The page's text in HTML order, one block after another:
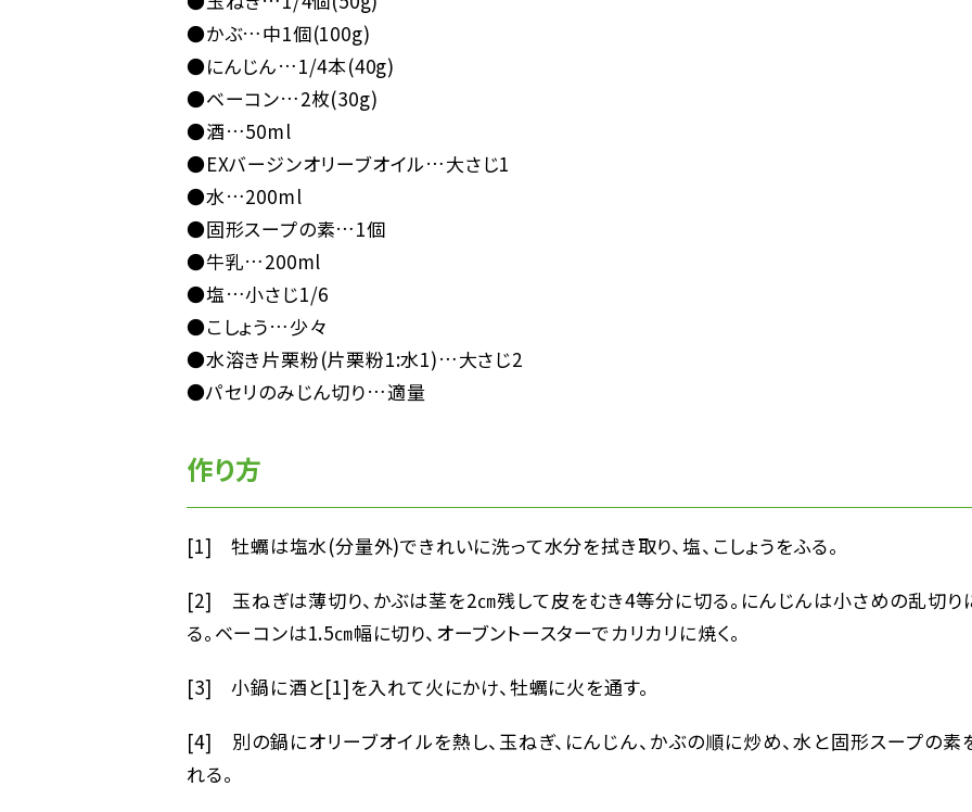
●かぶ…中1個(100g)
●にんじん…1/4本(40g)
●ベーコン…2枚(30g)
●酒…50ml
●EXバージンオリーブオイル…大さじ1
●水…200ml
●固形スープの素…1個
●牛乳…200ml
●塩…小さじ1/6
●こしょう…少々
●水溶き片栗粉(片栗粉1:水1)…大さじ2
●パセリのみじん切り…適量
作り方
[1] 牡蠣は塩水(分量外)できれいに洗って水分を拭き取り、塩、こしょうをふる。
[2] 玉ねぎは薄切り、かぶは茎を2㎝残して皮をむき4等分に切る。にんじんは小さめの乱切り
る。ベーコンは1.5㎝幅に切り、オーブントースターでカリカリに焼く。
[3] 小鍋に酒と[1]を入れて火にかけ、牡蠣に火を通す。
[4] 別の鍋にオリーブオイルを熱し、玉ねぎ、にんじん、かぶの順に炒め、水と固形スープの素
れる。